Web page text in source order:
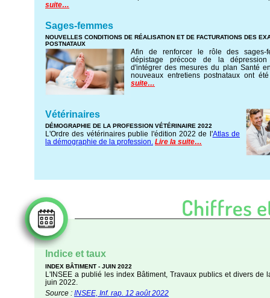
suite…
Sages-femmes
NOUVELLES CONDITIONS DE RÉALISATION ET DE FACTURATIONS DES
POSTNATAUX
Afin de renforcer le rôle des sages-
dépistage précoce de la dépression
d'intégrer des mesures du plan Santé
nouveaux entretiens postnataux ont
suite…
Vétérinaires
DÉMOGRAPHIE DE LA PROFESSION VÉTÉRINAIRE 2022
L'Ordre des vétérinaires publie l'édition 2022 de l'Atlas de
la démographie de la profession. Lire la suite…
Indice et taux
INDEX BÂTIMENT - JUIN 2022
L'INSEE a publié les index Bâtiment, Travaux publics et divers de
juin 2022.
Source : INSEE, Inf. rap. 12 août 2022